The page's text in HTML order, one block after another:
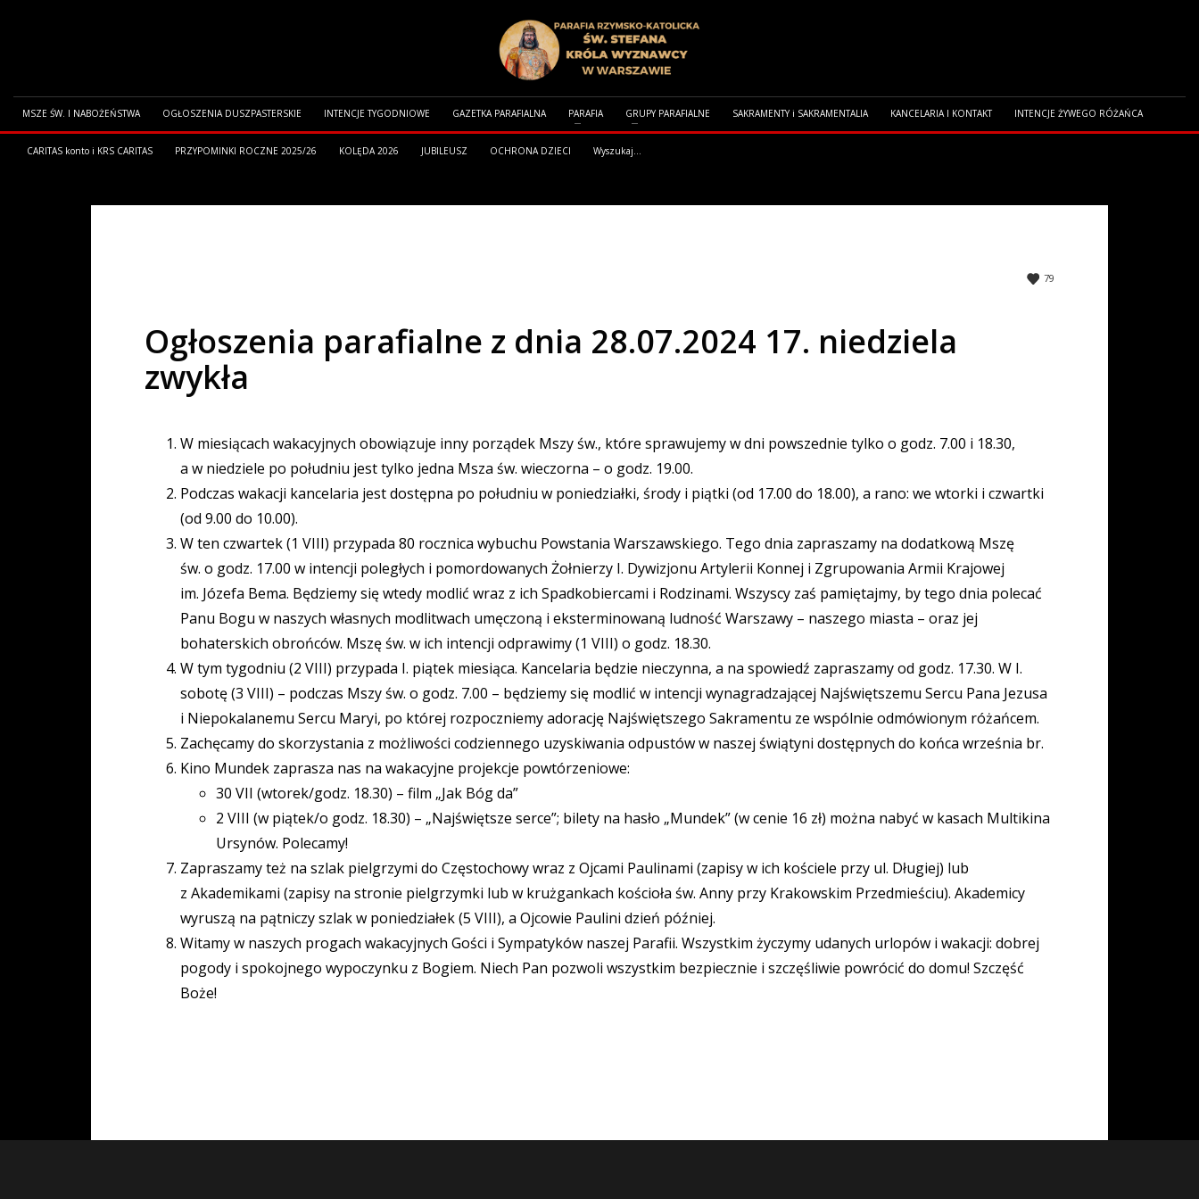
MSZE ŚW. I NABOŻEŃSTWA OGŁOSZENIA DUSZPASTERSKIE INTENCJE TYGODNIOWE GAZETKA PARAFIALNA PARAFIA GRUPY PARAFIALNE SAKRAMENTY i SAKRAMENTALIA KANCELARIA I KONTAKT INTENCJE ŻYWEGO RÓŻAŃCA
CARITAS konto i KRS CARITAS PRZYPOMINKI ROCZNE 2025/26 KOLĘDA 2026 JUBILEUSZ OCHRONA DZIECI Wyszukaj...
79
Ogłoszenia parafialne z dnia 28.07.2024 17. niedziela
zwykła
W miesiącach wakacyjnych obowiązuje inny porządek Mszy św., które sprawujemy w dni powszednie tylko o godz. 7.00 i 18.30,
a w niedziele po południu jest tylko jedna Msza św. wieczorna – o godz. 19.00.
Podczas wakacji kancelaria jest dostępna po południu w poniedziałki, środy i piątki (od 17.00 do 18.00), a rano: we wtorki i czwartki
(od 9.00 do 10.00).
W ten czwartek (1 VIII) przypada 80 rocznica wybuchu Powstania Warszawskiego. Tego dnia zapraszamy na dodatkową Mszę
św. o godz. 17.00 w intencji poległych i pomordowanych Żołnierzy I. Dywizjonu Artylerii Konnej i Zgrupowania Armii Krajowej
im. Józefa Bema. Będziemy się wtedy modlić wraz z ich Spadkobiercami i Rodzinami. Wszyscy zaś pamiętajmy, by tego dnia polecać
Panu Bogu w naszych własnych modlitwach umęczoną i eksterminowaną ludność Warszawy – naszego miasta – oraz jej
bohaterskich obrońców. Mszę św. w ich intencji odprawimy (1 VIII) o godz. 18.30.
W tym tygodniu (2 VIII) przypada I. piątek miesiąca. Kancelaria będzie nieczynna, a na spowiedź zapraszamy od godz. 17.30. W I.
sobotę (3 VIII) – podczas Mszy św. o godz. 7.00 – będziemy się modlić w intencji wynagradzającej Najświętszemu Sercu Pana Jezusa
i Niepokalanemu Sercu Maryi, po której rozpoczniemy adorację Najświętszego Sakramentu ze wspólnie odmówionym różańcem.
Zachęcamy do skorzystania z możliwości codziennego uzyskiwania odpustów w naszej świątyni dostępnych do końca września br.
Kino Mundek zaprasza nas na wakacyjne projekcje powtórzeniowe:
30 VII (wtorek/godz. 18.30) – film „Jak Bóg da”
2 VIII (w piątek/o godz. 18.30) – „Najświętsze serce”; bilety na hasło „Mundek” (w cenie 16 zł) można nabyć w kasach Multikina
Ursynów. Polecamy!
Zapraszamy też na szlak pielgrzymi do Częstochowy wraz z Ojcami Paulinami (zapisy w ich kościele przy ul. Długiej) lub
z Akademikami (zapisy na stronie pielgrzymki lub w krużgankach kościoła św. Anny przy Krakowskim Przedmieściu). Akademicy
wyruszą na pątniczy szlak w poniedziałek (5 VIII), a Ojcowie Paulini dzień później.
Witamy w naszych progach wakacyjnych Gości i Sympatyków naszej Parafii. Wszystkim życzymy udanych urlopów i wakacji: dobrej
pogody i spokojnego wypoczynku z Bogiem. Niech Pan pozwoli wszystkim bezpiecznie i szczęśliwie powrócić do domu! Szczęść
Boże!